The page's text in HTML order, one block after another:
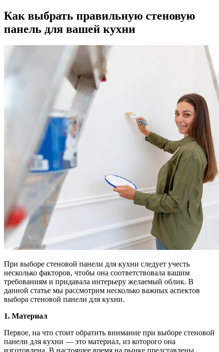
Как выбрать правильную стеновую
панель для вашей кухни
При выборе стеновой панели для кухни следует учесть
несколько факторов, чтобы она соответствовала вашим
требованиям и придавала интерьеру желаемый облик. В
данной статье мы рассмотрим несколько важных аспектов
выбора стеновой панели для кухни.
1. Материал
Первое, на что стоит обратить внимание при выборе стеновой
панели для кухни — это материал, из которого она